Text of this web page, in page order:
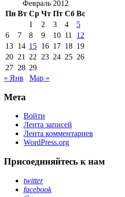
Февраль 2012
Пн Вт Ср Чт Пт Сб Вс
1
2 3 4
5
6
7 8 9 10 11
12
13 14 15 16 17 18 19
20 21 22 23 24 25 26
27 28 29
« Янв
Мар »
Мета
Войти
Лента записей
Лента комментариев
WordPress.org
Присоединяйтесь к нам
twitter
facebook